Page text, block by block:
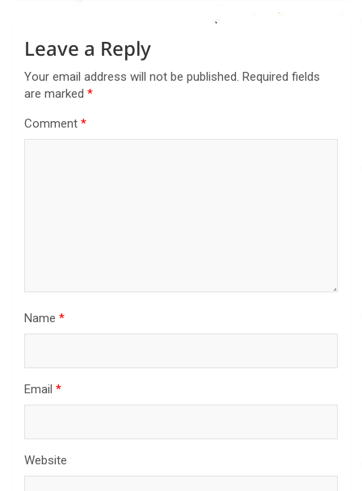
Leave a Reply
Your email address will not be published. Required fields
are marked *
Comment *
Name *
Email *
Website